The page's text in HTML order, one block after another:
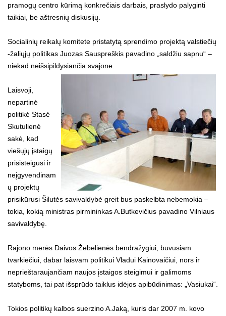
pramogų centro kūrimą konkrečiais darbais, praslydo palyginti
taikiai, be aštresnių diskusijų.
Socialinių reikalų komitete pristatytą sprendimo projektą valstiečių
-žaliųjų politikas Juozas Sauspreškis pavadino „saldžiu sapnu“ –
niekad neišsipildysiančia svajone.
Laisvoji,
nepartinė
politikė Stasė
Skutulienė
sakė, kad
viešųjų įstaigų
prisisteigusi ir
neįgyvendinam
ų projektų
prisikūrusi Šilutės savivaldybė greit bus paskelbta nebemokia –
tokia, kokią ministras pirmininkas A.Butkevičius pavadino Vilniaus
savivaldybę.
Rajono merės Daivos Žebelienės bendražygiui, buvusiam
tvarkiečiui, dabar laisvam politikui Vladui Kainovaičiui, nors ir
neprieštaraujančiam naujos įstaigos steigimui ir galimoms
statyboms, tai pat išsprūdo taiklus idėjos apibūdinimas: „Vasiukai“.
Tokios politikų kalbos suerzino A.Jaką, kuris dar 2007 m. kovo